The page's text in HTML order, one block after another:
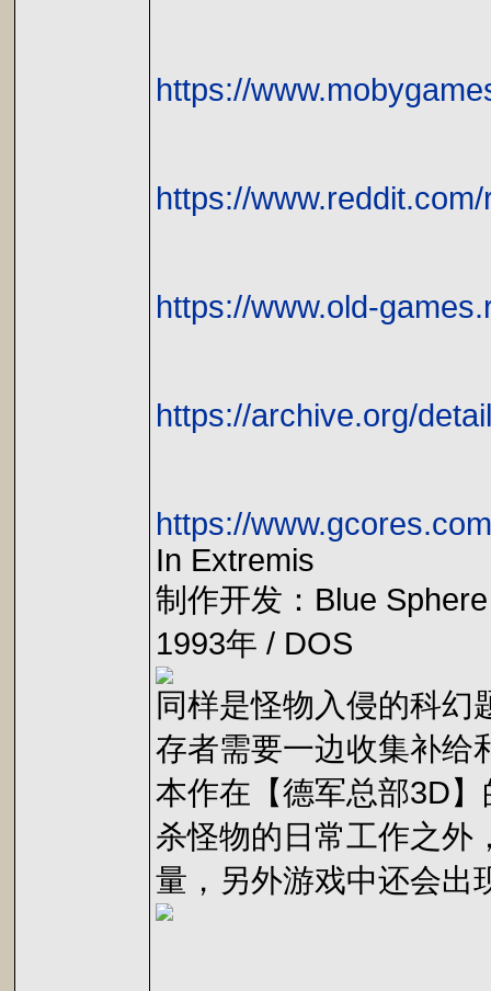
https://
https://
https://www.old-
https://archive.org/
https://
In Extremis
制作开发：Blue
1993年 / DOS
同样是怪物入侵的科幻
存者需要一边收集补给
本作在【德军总部3D
杀怪物的日常工作之外
量，另外游戏中还会出